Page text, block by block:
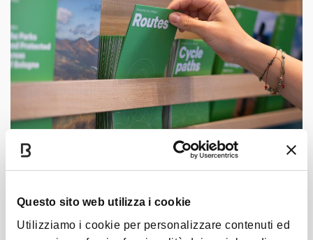
Questo sito web utilizza i cookie
Utilizziamo i cookie per personalizzare contenuti ed
Bologne?
Visitez extrabo, le site dédié aux activités de plein